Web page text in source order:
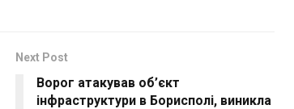
Next Post
Ворог атакував об’єкт
інфраструктури в Борисполі, виникла